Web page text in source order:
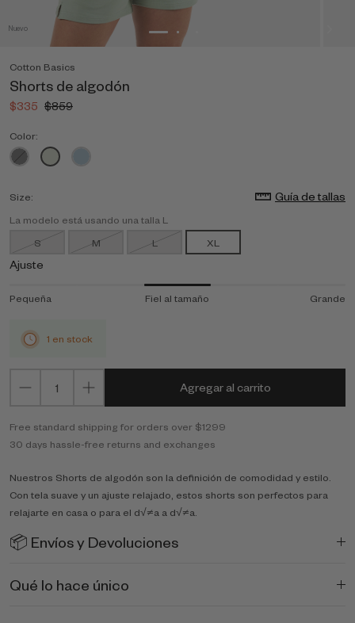
Nuevo
Cotton Basics
Shorts de algodón
$335 $859
Color:
Size: Guía de tallas
La modelo está usando una talla L
S
M L XL
Ajuste
Pequeña Fiel al tamaño Grande
1 en stock
Agregar al carrito
Free standard shipping for orders over $1299
30 days hassle-free returns and exchanges
Nuestros Shorts de algodón son la definición de comodidad y estilo.
Con tela suave y un ajuste relajado, estos shorts son perfectos para
relajarte en casa o para el d√≠a a d√≠a.
📦 Envíos y Devoluciones
Qué lo hace único